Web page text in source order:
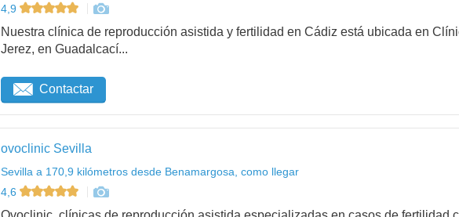
4,9
Nuestra clínica de reproducción asistida y fertilidad en Cádiz está ubicada en
Jerez, en Guadalcací...
Contactar
ovoclinic Sevilla
Sevilla a 170,9 kilómetros desde Benamargosa, como llegar
4,6